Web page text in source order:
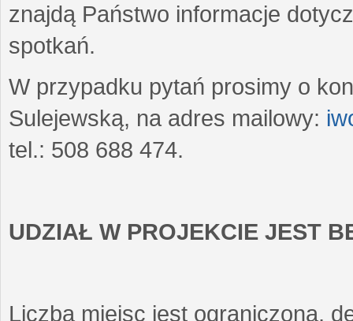
znajdą Państwo informacje
spotkań.
W przypadku pytań prosimy o
Sulejewską, na adres mailowy:
tel.: 508 688 474.
UDZIAŁ W PROJEKCIE JEST
Liczba miejsc jest ograniczona,